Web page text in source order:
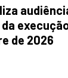
de 2026